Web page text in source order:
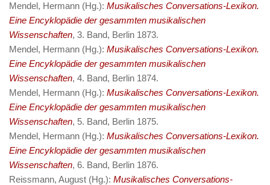
Mendel, Hermann (Hg.): Musikalisches Conversations-Lexikon.
Eine Encyklopädie der gesammten musikalischen
Wissenschaften, 3. Band, Berlin 1873.
Mendel, Hermann (Hg.): Musikalisches Conversations-Lexikon.
Eine Encyklopädie der gesammten musikalischen
Wissenschaften, 4. Band, Berlin 1874.
Mendel, Hermann (Hg.): Musikalisches Conversations-Lexikon.
Eine Encyklopädie der gesammten musikalischen
Wissenschaften, 5. Band, Berlin 1875.
Mendel, Hermann (Hg.): Musikalisches Conversations-Lexikon.
Eine Encyklopädie der gesammten musikalischen
Wissenschaften, 6. Band, Berlin 1876.
Reissmann, August (Hg.): Musikalisches Conversations-